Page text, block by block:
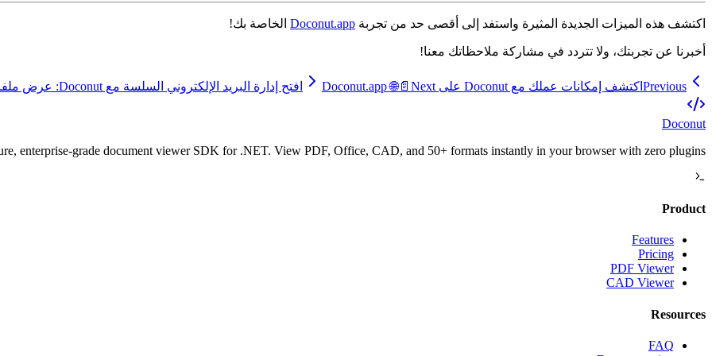
اكتشف هذه الميزات الجديدة المثيرة واستفد إلى أقصى حد من تجربة Doconut.app الخاصة بك!
أخبرنا عن تجربتك، ولا تتردد في مشاركة ملاحظاتك معنا!
Previous اكتشف إمكانات عملك مع Doconut على Doconut.app 🌐📄 Next افتح إدارة البريد الإلكتروني السلسة مع Doconut: عرض ملفات MSG و EML بسهولة
Doconut
enterprise-grade document viewer SDK for .NET. View PDF, Office, CAD, and 50+ formats instantly in your browser with zero plugins.
Product
Features
Pricing
PDF Viewer
CAD Viewer
Resources
FAQ